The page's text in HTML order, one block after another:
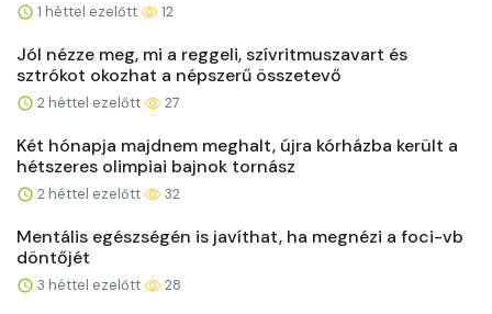
1 héttel ezelőtt 12
Jól nézze meg, mi a reggeli, szívritmuszavart és
sztrókot okozhat a népszerű összetevő
2 héttel ezelőtt 27
Két hónapja majdnem meghalt, újra kórházba került a
hétszeres olimpiai bajnok tornász
2 héttel ezelőtt 32
Mentális egészségén is javíthat, ha megnézi a foci-vb
döntőjét
3 héttel ezelőtt 28